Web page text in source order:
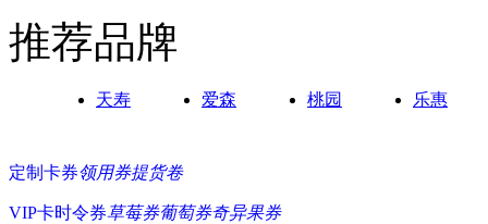
推荐品牌
天寿 爱森 桃园 乐惠
定制卡券领用券提货卷
VIP卡时令券草莓券葡萄券奇异果券